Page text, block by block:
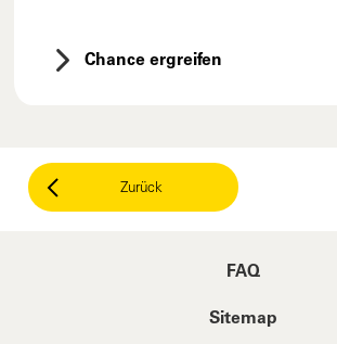
Chance ergreifen
Zurück
FAQ
Sitemap